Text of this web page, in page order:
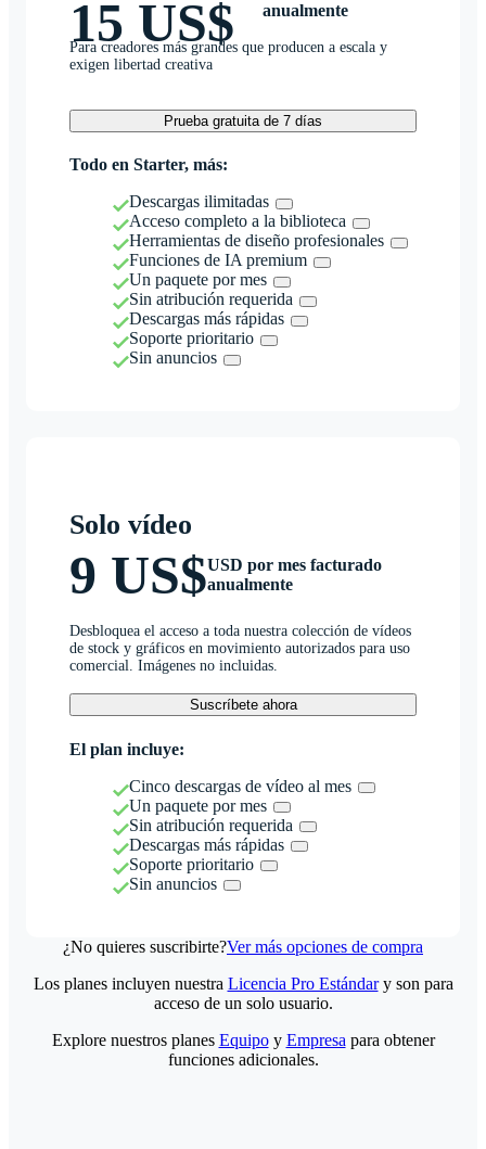
15 US$
anualmente
Para creadores más grandes que producen a escala y
exigen libertad creativa
Prueba gratuita de 7 días
Todo en Starter, más:
Descargas ilimitadas
Acceso completo a la biblioteca
Herramientas de diseño profesionales
Funciones de IA premium
Un paquete por mes
Sin atribución requerida
Descargas más rápidas
Soporte prioritario
Sin anuncios
Solo vídeo
9 US$USD por mes facturado
anualmente
Desbloquea el acceso a toda nuestra colección de vídeos
de stock y gráficos en movimiento autorizados para uso
comercial. Imágenes no incluidas.
Suscríbete ahora
El plan incluye:
Cinco descargas de vídeo al mes
Un paquete por mes
Sin atribución requerida
Descargas más rápidas
Soporte prioritario
Sin anuncios
¿No quieres suscribirte?Ver más opciones de compra
Los planes incluyen nuestra Licencia Pro Estándary son para
acceso de un solo usuario.
Explore nuestros planes Equipoy Empresa para obtener
funciones adicionales.